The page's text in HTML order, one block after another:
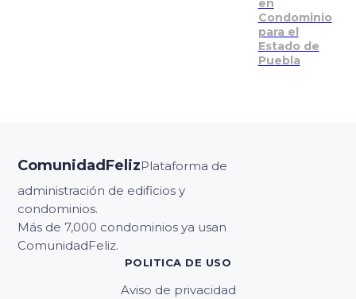
en
Condominio
para el
Estado de
Puebla
ComunidadFelizPlataforma de
administración de edificios y
condominios.
Más de 7,000 condominios ya usan
ComunidadFeliz.
POLITICA DE USO
Aviso de privacidad